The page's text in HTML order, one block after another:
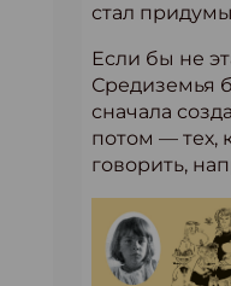
стал
Если бы не
Средиземья
сначала
потом — тех,
говорить,